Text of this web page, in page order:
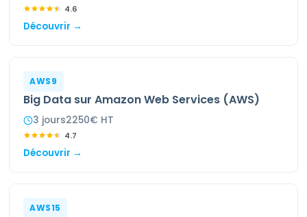
4.6
Découvrir →
AWS9
Big Data sur Amazon Web Services (AWS)
3 jours2250€ HT
4.7
Découvrir →
AWS15